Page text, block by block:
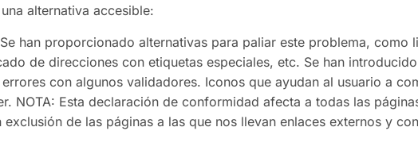
alternativa accesible:
han proporcionado alternativas para paliar este problema, como
de direcciones con etiquetas especiales, etc. Se han
con algunos validadores. Iconos que ayudan al usuario a
NOTA: Esta declaración de conformidad afecta a todas las
exclusión de las páginas a las que nos llevan enlaces externos y